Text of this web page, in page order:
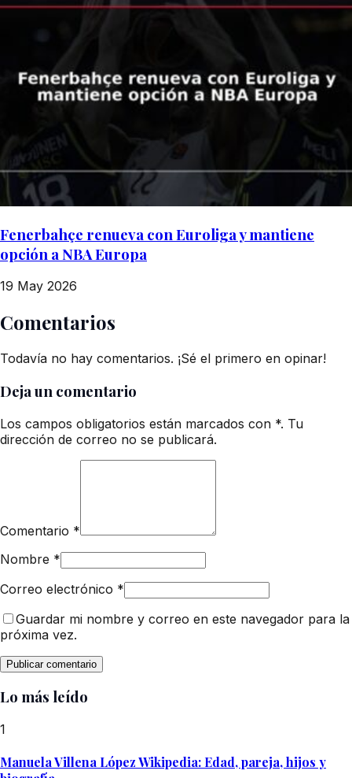
Fenerbahçe renueva con Euroliga y mantiene
opción a NBA Europa
19 May 2026
Comentarios
Todavía no hay comentarios. ¡Sé el primero en opinar!
Deja un comentario
Los campos obligatorios están marcados con *. Tu
dirección de correo no se publicará.
Comentario *
Nombre *
Correo electrónico *
Guardar mi nombre y correo en este navegador para la
próxima vez.
Lo más leído
1
Manuela Villena López Wikipedia: Edad, pareja, hijos y